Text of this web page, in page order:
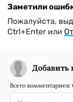
Заметили
Пожалуйста,
Ctrl+Enter или
Всего комментариев: